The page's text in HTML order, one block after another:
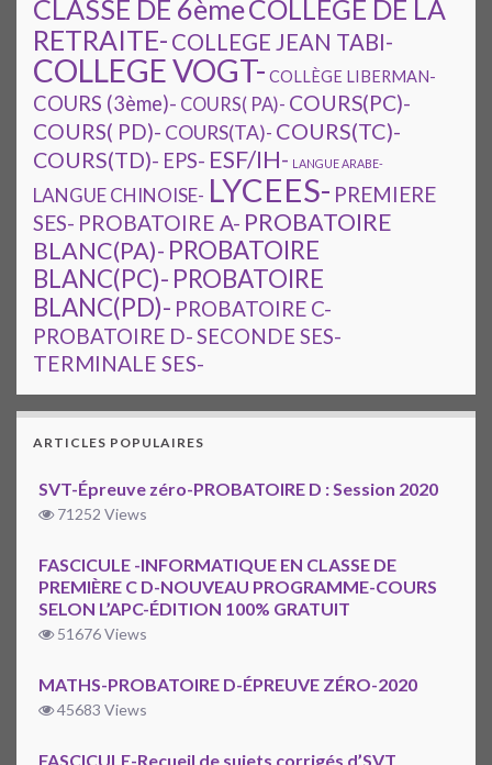
CLASSE DE 6èmeCOLLEGE DE LA
RETRAITE- COLLEGE JEAN TABI-
COLLEGE VOGT- COLLÈGE LIBERMAN-
COURS (3ème)- COURS( PA)- COURS(PC)-
COURS( PD)- COURS(TA)- COURS(TC)-
COURS(TD)- EPS- ESF/IH- LANGUE ARABE-
LANGUE CHINOISE- LYCEES- PREMIERE
SES- PROBATOIRE A- PROBATOIRE
BLANC(PA)- PROBATOIRE
BLANC(PC)- PROBATOIRE
BLANC(PD)- PROBATOIRE C-
PROBATOIRE D-SECONDE SES-
TERMINALE SES-
ARTICLES POPULAIRES
SVT-Épreuve zéro-PROBATOIRE D : Session 2020
71252 Views
FASCICULE -INFORMATIQUE EN CLASSE DE
PREMIÈRE C D-NOUVEAU PROGRAMME-COURS
SELON L’APC-ÉDITION 100% GRATUIT
51676 Views
MATHS-PROBATOIRE D-ÉPREUVE ZÉRO-2020
45683 Views
FASCICULE-Recueil de sujets corrigés d’SVT